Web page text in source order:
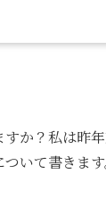
か？私は昨
いて書きます